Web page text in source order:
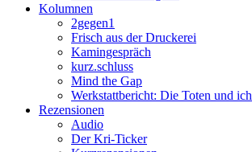
Kolumnen
2gegen1
Frisch aus der Druckerei
Kamingespräch
kurz.schluss
Mind the Gap
Werkstattbericht: Die Toten und ich
Rezensionen
Audio
Der Kri-Ticker